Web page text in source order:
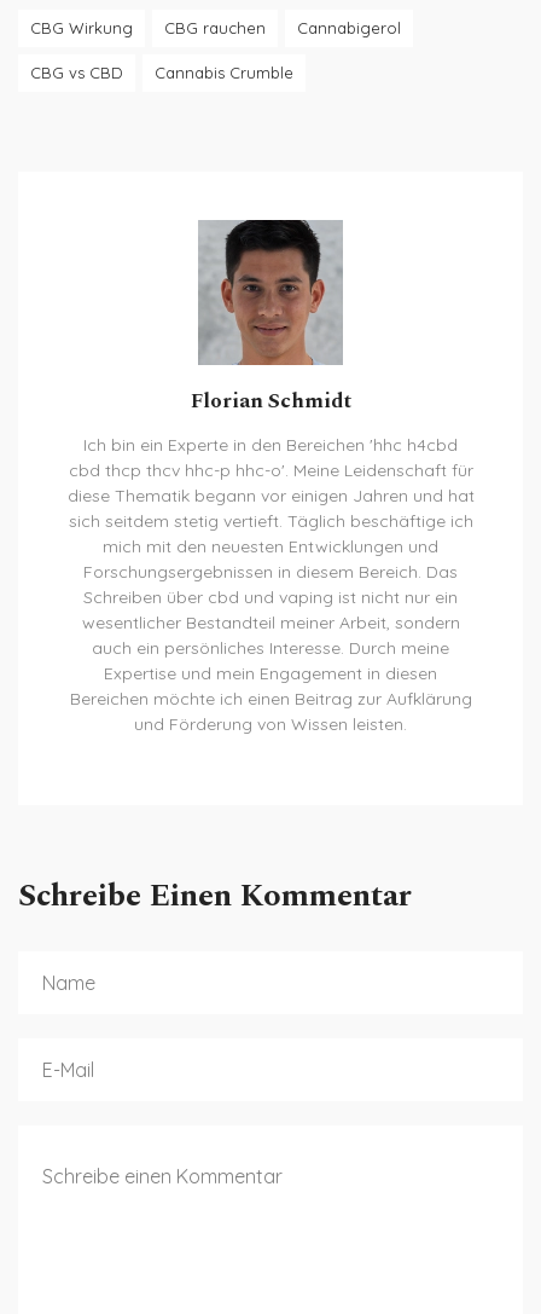
CBG Wirkung CBG rauchen Cannabigerol
CBG vs CBD Cannabis Crumble
Florian Schmidt
Ich bin ein Experte in den Bereichen 'hhc h4cbd
cbd thcp thcv hhc-p hhc-o'. Meine Leidenschaft für
diese Thematik begann vor einigen Jahren und hat
sich seitdem stetig vertieft. Täglich beschäftige ich
mich mit den neuesten Entwicklungen und
Forschungsergebnissen in diesem Bereich. Das
Schreiben über cbd und vaping ist nicht nur ein
wesentlicher Bestandteil meiner Arbeit, sondern
auch ein persönliches Interesse. Durch meine
Expertise und mein Engagement in diesen
Bereichen möchte ich einen Beitrag zur Aufklärung
und Förderung von Wissen leisten.
Schreibe Einen Kommentar